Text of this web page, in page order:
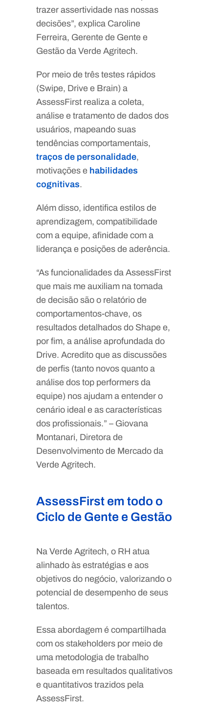
trazer assertividade nas nossas
decisões”, explica Caroline
Ferreira, Gerente de Gente e
Gestão da Verde Agritech.
Por meio de três testes rápidos
(Swipe, Drive e Brain) a
AssessFirst realiza a coleta,
análise e tratamento de dados dos
usuários, mapeando suas
tendências comportamentais,
traços de personalidade,
motivações e habilidades
cognitivas.
Além disso, identifica estilos de
aprendizagem, compatibilidade
com a equipe, afinidade com a
liderança e posições de aderência.
“As funcionalidades da AssessFirst
que mais me auxiliam na tomada
de decisão são o relatório de
comportamentos-chave, os
resultados detalhados do Shape e,
por fim, a análise aprofundada do
Drive. Acredito que as discussões
de perfis (tanto novos quanto a
análise dos top performers da
equipe) nos ajudam a entender o
cenário ideal e as características
dos profissionais.” – Giovana
Montanari, Diretora de
Desenvolvimento de Mercado da
Verde Agritech.
AssessFirst em todo o
Ciclo de Gente e Gestão
Na Verde Agritech, o RH atua
alinhado às estratégias e aos
objetivos do negócio, valorizando o
potencial de desempenho de seus
talentos.
Essa abordagem é compartilhada
com os stakeholders por meio de
uma metodologia de trabalho
baseada em resultados qualitativos
e quantitativos trazidos pela
AssessFirst.